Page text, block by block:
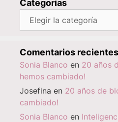
Categorías
Comentarios recientes
Sonia Blanco en 20 años
hemos cambiado!
Josefina en 20 años de
cambiado!
Sonia Blanco en